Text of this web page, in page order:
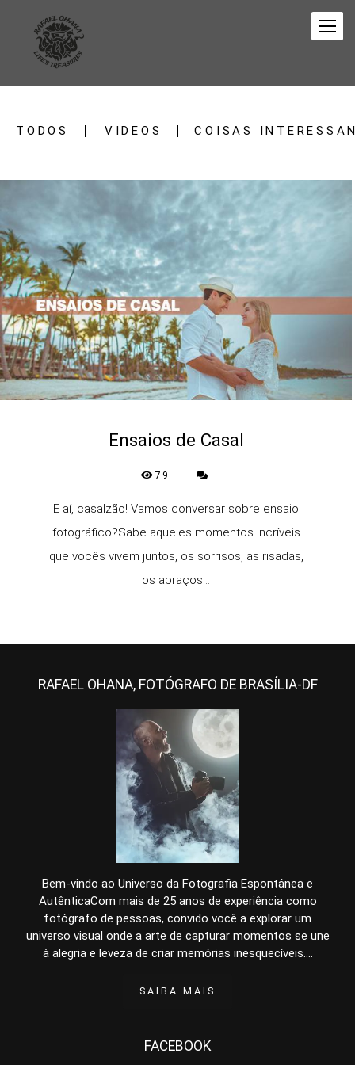
TODOS VIDEOS COISAS
Ensaios de Casal
79
E aí, casalzão! Vamos conversar sobre ensaio
fotográfico?Sabe aqueles momentos incríveis
que vocês vivem juntos, os sorrisos, as risadas,
os abraços...
RAFAEL OHANA, FOTÓGRAFO DE BRASÍLIA-DF
Bem-vindo ao Universo da Fotografia Espontânea e
AutênticaCom mais de 25 anos de experiência como
fotógrafo de pessoas, convido você a explorar um
universo visual onde a arte de capturar momentos se une
à alegria e leveza de criar memórias inesquecíveis....
SAIBA MAIS
FACEBOOK